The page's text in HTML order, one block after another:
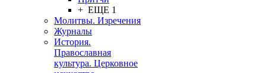
+ ЕЩЕ 1
Молитвы. Изречения
Журналы
История.
Православная
культура. Церковное